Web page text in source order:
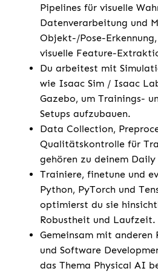
Pipelines für visuelle
Datenverarbeitung und
Objekt-/Pose-
visuelle Feature-
Du arbeitest mit
wie Isaac Sim / Isaac
Gazebo, um Trainings-
Setups aufzubauen.
Data Collection,
Qualitätskontrolle für
gehören zu deinem Daily
Trainiere, finetune und
Python, PyTorch und
optimierst du sie
Robustheit und Laufzeit.
Gemeinsam mit anderen
und Software
das Thema Physical AI